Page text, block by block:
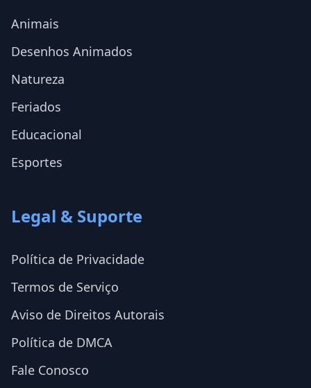
Animais
Desenhos Animados
Natureza
Feriados
Educacional
Esportes
Legal & Suporte
Política de Privacidade
Termos de Serviço
Aviso de Direitos Autorais
Política de DMCA
Fale Conosco